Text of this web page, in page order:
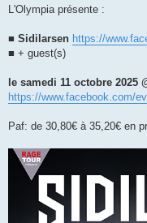
e
s
a
g
e
L'Olympia présente :
■ Sidilarsen https://
■ + guest(s)
le samedi 11 octobre 2025
https://www.facebook.com/
Paf: de 30,80€ à 35,20€ en